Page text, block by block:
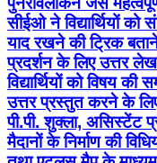
सीईओ ने विद्यार्थियों
याद रखने की ट्रिक
प्रदर्शन के लिए उत्तर
विद्यार्थियों को विषय
उत्तर प्रस्तुत करने के
पी.पी. शुक्ला, असिस्टेंट
मैदानों के निर्माण की